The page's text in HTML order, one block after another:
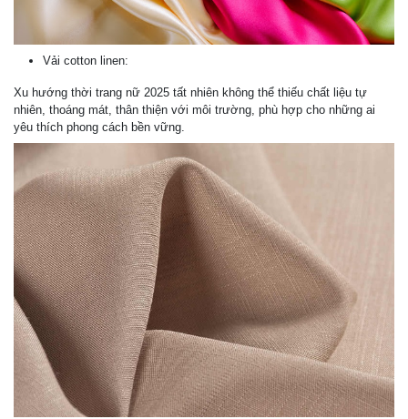
Vải cotton linen:
Xu hướng thời trang nữ 2025 tất nhiên không thể thiếu chất liệu tự
nhiên, thoáng mát, thân thiện với môi trường, phù hợp cho những ai
yêu thích phong cách bền vững.